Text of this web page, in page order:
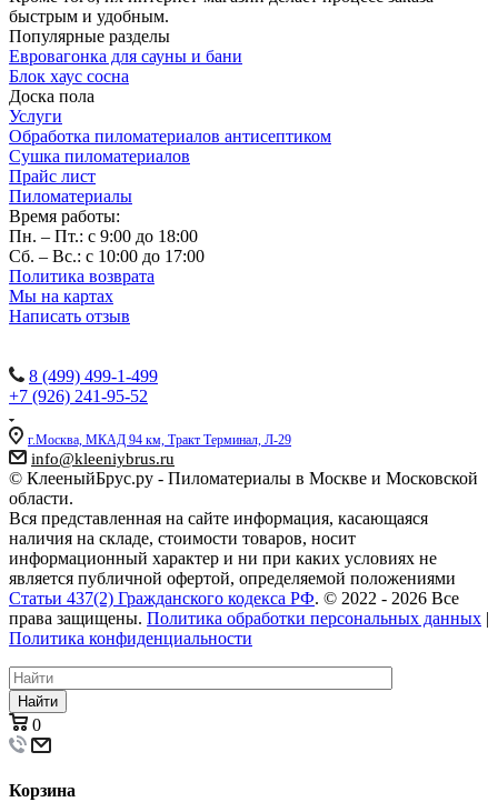
быстрым и удобным.
Популярные разделы
Евровагонка для сауны и бани
Блок хаус сосна
Доска пола
Услуги
Обработка пиломатериалов антисептиком
Сушка пиломатериалов
Прайс лист
Пиломатериалы
Время работы:
Пн. – Пт.: с 9:00 до 18:00
Сб. – Вс.: с 10:00 до 17:00
Политика возврата
Мы на картах
Написать отзыв
8 (499) 499-1-499
+7 (926) 241-95-52
г.Москва, МКАД 94 км, Тракт Терминал, Л-29
info@kleeniybrus.ru
© КлееныйБрус.ру - Пиломатериалы в Москве и Московской
области.
Вся представленная на сайте информация, касающаяся
наличия на складе, стоимости товаров, носит
информационный характер и ни при каких условиях не
является публичной офертой, определяемой положениями
Статьи 437(2) Гражданского кодекса РФ. © 2022 - 2026 Все
права защищены. Политика обработки персональных данных |
Политика конфиденциальности
Найти
0
Корзина